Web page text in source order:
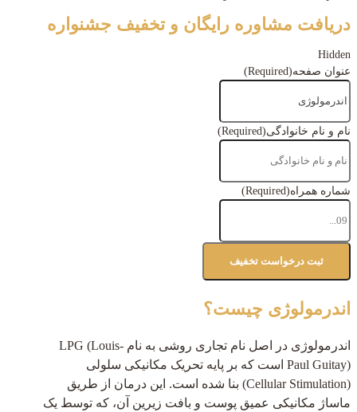
دریافت مشاوره رایگان و تخفیف جشنواره
Hidden
عنوان صفحه(Required)
نام و نام خانوادگی(Required)
شماره همراه(Required)
اندرمولوژی چیست؟
اندرمولوژی در اصل نام تجاری روشی به نام LPG (Louis-
Paul Guitay) است که بر پایه تحریک مکانیکی سلولی
(Cellular Stimulation) بنا شده است. این درمان از طریق
ماساژ مکانیکی عمیق پوست و بافت زیرین آن، که توسط یک